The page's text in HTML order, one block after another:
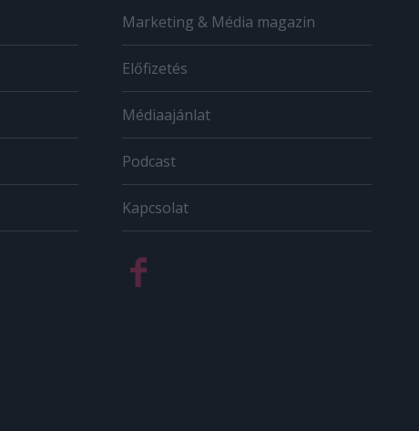
Marketing & Média magazin
Előfizetés
Médiaajánlat
Podcast
Kapcsolat